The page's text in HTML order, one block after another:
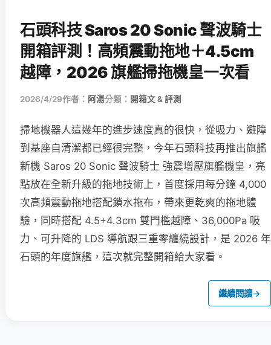
石頭科技 Saros 20 Sonic 聲波騎士
開箱評測！高頻震動拖地＋4.5cm
越障，2026 旗艦掃拖機皇一次看
2026/4/29作者： 阿湯分類： 開箱文 & 評測
掃地機器人這幾年的進步速度真的很快，從吸力、避障
到基座自清潔都已經很完整，今年石頭科技再推出旗艦
新機 Saros 20 Sonic 聲波騎士 強震增壓旗艦機皇，亮
點放在全新升級的拖地技術上，首度採用每分鐘 4,000
次高頻震動拖地搭配鎖水拖布，帶來更乾爽的拖地體
驗，同時搭配 4.5+4.3cm 雙門檻越障、36,000Pa 吸
力、可升降的 LDS 導航跟三重零纏繞設計，是 2026 年
石頭的年度旗艦，這次就完整開箱給大家看。
繼續閱讀→